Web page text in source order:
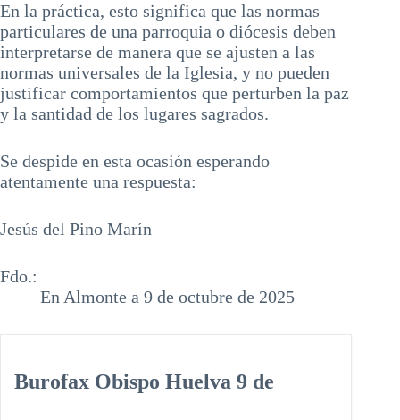
En la práctica, esto significa que las normas
particulares de una parroquia o diócesis deben
interpretarse de manera que se ajusten a las
normas universales de la Iglesia, y no pueden
justificar comportamientos que perturben la paz
y la santidad de los lugares sagrados.
Se despide en esta ocasión esperando
atentamente una respuesta:
Jesús del Pino Marín
Fdo.:
En Almonte a 9 de octubre de 2025
Burofax Obispo Huelva 9 de